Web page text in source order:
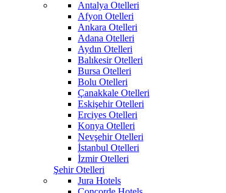
Antalya Otelleri
Afyon Otelleri
Ankara Otelleri
Adana Otelleri
Aydın Otelleri
Balıkesir Otelleri
Bursa Otelleri
Bolu Otelleri
Çanakkale Otelleri
Eskişehir Otelleri
Erciyes Otelleri
Konya Otelleri
Nevşehir Otelleri
İstanbul Otelleri
İzmir Otelleri
Şehir Otelleri
Jura Hotels